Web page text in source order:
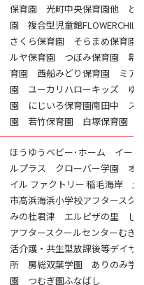
保育園 光町中央保育園他 ど
園 複合型児童館
さくら保育園 そらまめ保育園
ルヤ保育園 つぼみ保育園 幕
育園 西船みどり保育園 ミア
園 ユーカリハローキッズ ゆ
園 にじいろ保育園南田中 ス
園 若竹保育園 白塚保育園
ほうゆうベビー･ホーム イー
ルプラス クローバー学園 オ
イル ファクトリー 稲毛海岸
市高浜海浜小学校アフタース
みの杜君津 エルピザの里 し
アフタースクールセンターむ
活介護・共生型放課後等デイサ
所 房総双葉学園 ありのみ学
園 つむぎ園ふなばし